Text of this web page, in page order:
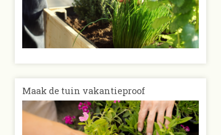
Maak de tuin vakantieproof